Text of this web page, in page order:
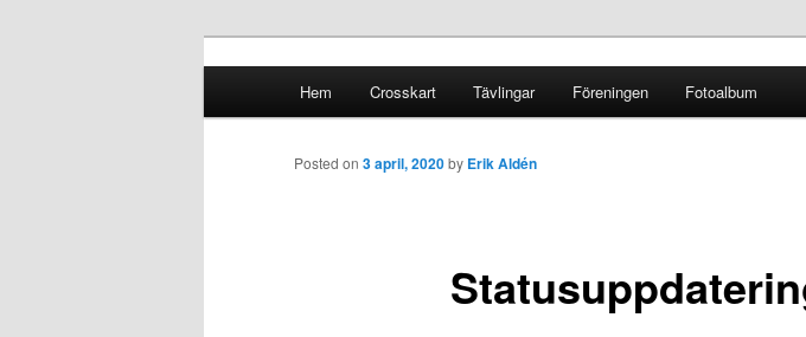
Crosskart Original
Skip to primary content
Skip to secondary content
Hem Crosskart Tävlingar Föreningen Fotoalbum
Posted on 3 april, 2020by Erik Aldén